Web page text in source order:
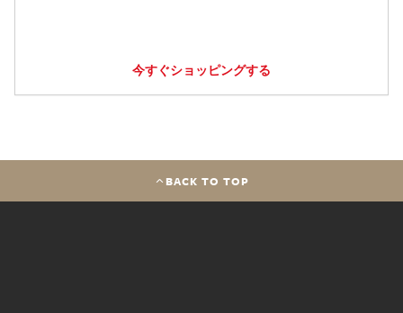
今すぐショッピングする
BACK TO TOP